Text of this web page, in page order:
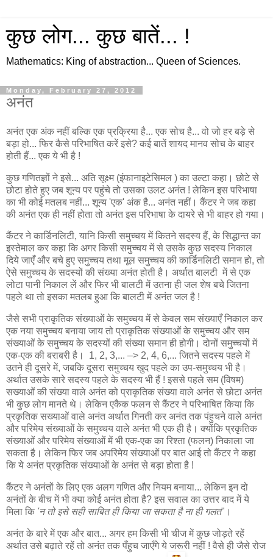
कुछ लोग... कुछ बातें... !
Mathematics: King of abstraction... Queen of Sciences.
Monday, February 27, 2012
अनंत
अनंत एक अंक नहीं बल्कि एक प्रक्रिया है... एक सोच है... वो जो हर बड़े से
बड़ा हो... फिर कैसे परिभाषित करें इसे? कई बातें शायद मानव सोच के बाहर
होती हैं... एक ये भी है !
कुछ गणितज्ञों ने इसे... अति सूक्ष्म (इंफानाइटेसिमल ) का उल्टा कहा। छोटे से
छोटा होते हुए जब शून्य पर पहुंचे तो उसका उलट अनंत ! लेकिन इस परिभाषा
का भी कोई मतलब नहीं... शून्य 'एक' अंक है... अनंत नहीं। कैंटर ने जब कहा
की अनंत एक ही नहीं होता तो अनंत इस परिभाषा के दायरे से भी बाहर हो गया।
कैंटर ने कार्डिनलिटी, यानि किसी समुच्चय में कितने सदस्य हैं, के सिद्धान्त का
इस्तेमाल कर कहा कि अगर किसी समुच्चय में से उसके कुछ सदस्य निकाल
दिये जाएँ और बचे हुए समुच्चय तथा मूल समुच्चय की कार्डिनलिटी समान हो, तो
ऐसे समुच्चय के सदस्यों की संख्या अनंत होती है। अर्थात बालटी में से एक
लोटा पानी निकाल लें और फिर भी बालटी में उतना ही जल शेष बचे जितना
पहले था तो इसका मतलब हुआ कि बालटी में अनंत जल है !
जैसे सभी प्राकृतिक संख्याओं के समुच्चय में से केवल सम संख्याएँ निकाल कर
एक नया समुच्चय बनाया जाय तो प्राकृतिक संख्याओं के समुच्चय और सम
संख्याओं के समुच्चय के सदस्यों की संख्या समान ही होगी। दोनों समुच्चयों में
एक-एक की बराबरी है। 1, 2, 3,... –> 2, 4, 6,... जितने सदस्य पहले में
उतने ही दूसरे में, जबकि दूसरा समुच्चय खुद पहले का उप-समुच्चय भी है।
अर्थात उसके सारे सदस्य पहले के सदस्य भी हैं ! इससे पहले सम (विषम)
सख्याओं की संख्या वाले अनंत को प्राकृतिक संख्या वाले अनंत से छोटा अनंत
भी कुछ लोग मानते थे। लेकिन एकैक फलन से कैंटर ने परिभाषित किया कि
प्रकृतिक सख्याओं वाले अनंत अर्थात गिनती कर अनंत तक पंहुचने वाले अनंत
और परिमेय संख्याओं के समुच्चय वाले अनंत भी एक ही है। क्योंकि प्रकृतिक
संख्याओं और परिमेय संख्याओं में भी एक-एक का रिश्ता (फलन) निकाला जा
सकता है। लेकिन फिर जब अपरिमेय संख्याओं पर बात आई तो कैंटर ने कहा
कि ये अनंत प्रकृतिक संख्याओं के अनंत से बड़ा होता है !
कैंटर ने अनंतों के लिए एक अलग गणित और नियम बनाया... लेकिन इन दो
अनंतों के बीच में भी क्या कोई अनंत होता है? इस सवाल का उत्तर बाद में ये
मिला कि 'न तो इसे सही साबित ही किया जा सकता है ना ही गलत"।
अनंत के बारे में एक और बात... अगर हम किसी भी चीज में कुछ जोड़ते रहें
अर्थात उसे बढ़ाते रहें तो अनंत तक पँहुच जाएँगे ये जरूरी नहीं ! वैसे ही जैसे रोज